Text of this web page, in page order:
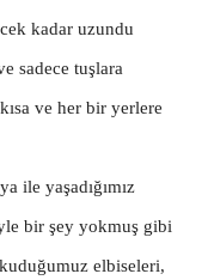
kadar uzundu
sadece tuşlara
ve her bir yerlere
ile yaşadığımız
bir şey yokmuş gibi
elbiseleri,